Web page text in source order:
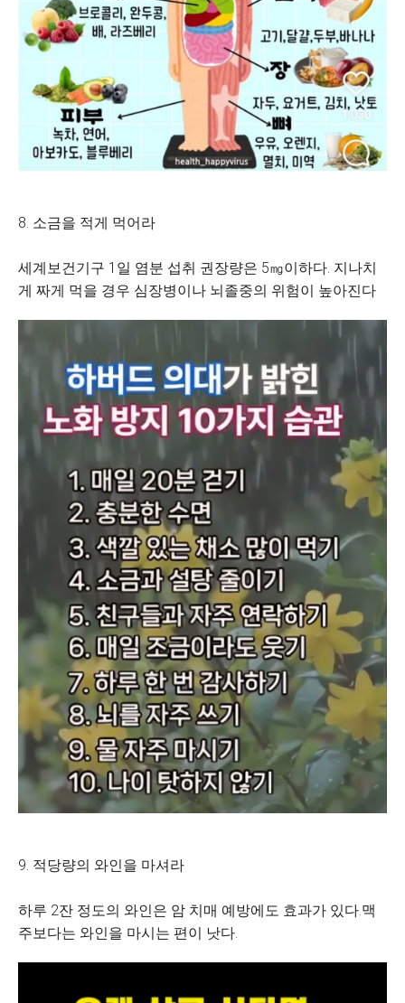
8. 소금을 적게 먹어라
세계보건기구 1일 염분 섭취 권장량은 5㎎이하다. 지나치
게 짜게 먹을 경우 심장병이나 뇌졸중의 위험이 높아진다
9. 적당량의 와인을 마셔라
하루 2잔 정도의 와인은 암 치매 예방에도 효과가 있다.맥
주보다는 와인을 마시는 편이 낫다.